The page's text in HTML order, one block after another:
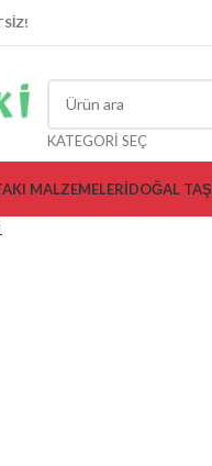
KATEGORI SEÇ
MALZEMELERİDOĞAL TAŞ